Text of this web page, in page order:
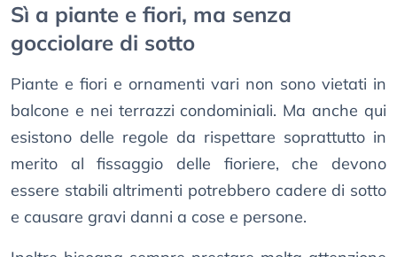
Sì a piante e fiori, ma senza
gocciolare di sotto
Piante e fiori e ornamenti vari non sono vietati in
balcone e nei terrazzi condominiali. Ma anche qui
esistono delle regole da rispettare soprattutto in
merito al fissaggio delle fioriere, che devono
essere stabili altrimenti potrebbero cadere di sotto
e causare gravi danni a cose e persone.